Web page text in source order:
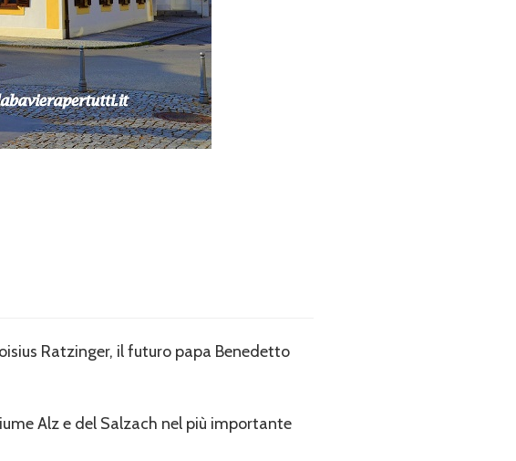
Ratzinger, il futuro papa Benedetto
Alz e del Salzach nel più importante